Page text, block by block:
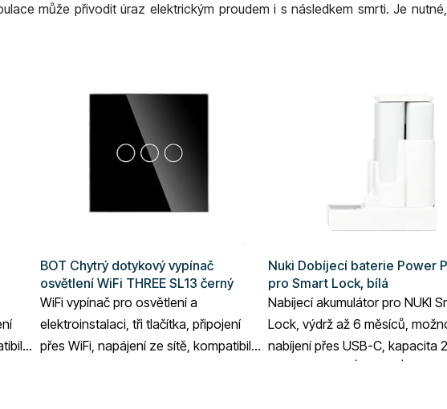
může přivodit úraz elektrickým proudem i s následkem smrti. Je
BOT Chytrý dotykový vypínač
osvětlení WiFi THREE SL13 černý
WiFi vypínač pro osvětlení a
elektroinstalaci, tři tlačítka, připojení
přes WiFi, napájení ze sítě, kompatibilní
Nuki Dobíjecí baterie Power
pro Smart Lock, bílá
Nabíjecí akumulátor pro NUKI
Lock, výdrž až 6 měsíců,
nabíjení přes USB-C, kapacita